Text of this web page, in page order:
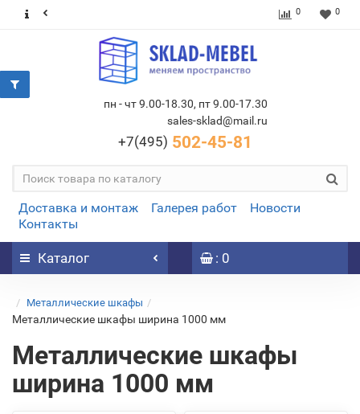
0 0
пн - чт 9.00-18.30, пт 9.00-17.30
sales-sklad@mail.ru
+7(495) 502-45-81
Доставка и монтаж Галерея работ
Новости
Контакты
Каталог : 0
Металлические шкафы
Металлические шкафы ширина 1000 мм
Металлические шкафы
ширина 1000 мм